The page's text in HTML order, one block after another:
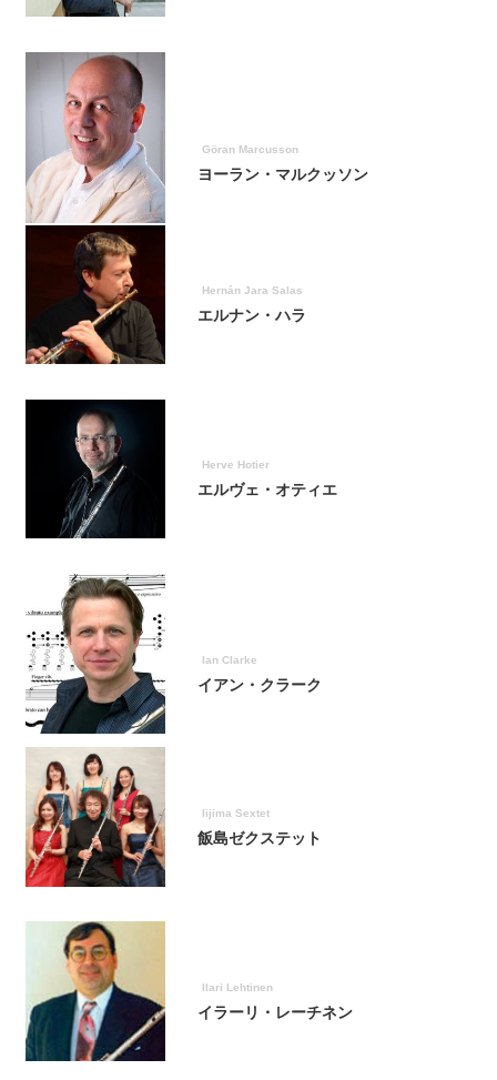
ヨーラン・マルクッソン
Göran Marcusson
エルナン・ハラ
Hernán Jara Salas
エルヴェ・オティエ
Herve Hotier
イアン・クラーク
Ian Clarke
飯島ゼクステット
Iijima Sextet
イラーリ・レーチネン
Ilari Lehtinen